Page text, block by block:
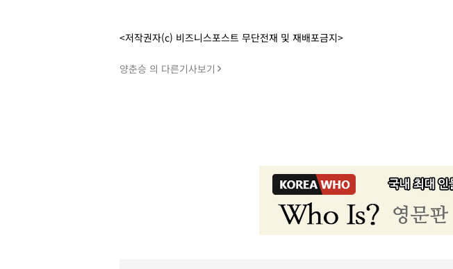
<저작권자(c) 비즈니스포스트 무단전재 및 재배포금지>
양춘승 의 다른기사보기